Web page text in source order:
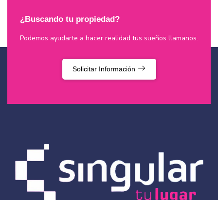
¿Buscando tu propiedad?
Podemos ayudarte a hacer realidad tus sueños llamanos.
Solicitar Información